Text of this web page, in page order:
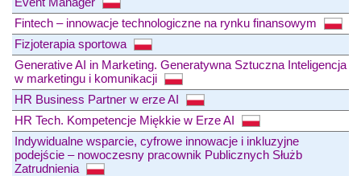
Fintech – innowacje technologiczne na rynku finansowym
Fizjoterapia sportowa
Generative AI in Marketing. Generatywna Sztuczna Inteligencja
w marketingu i komunikacji
HR Business Partner w erze AI
HR Tech. Kompetencje Miękkie w Erze AI
Indywidualne wsparcie, cyfrowe innowacje i inkluzyjne
podejście – nowoczesny pracownik Publicznych Służb
Zatrudnienia